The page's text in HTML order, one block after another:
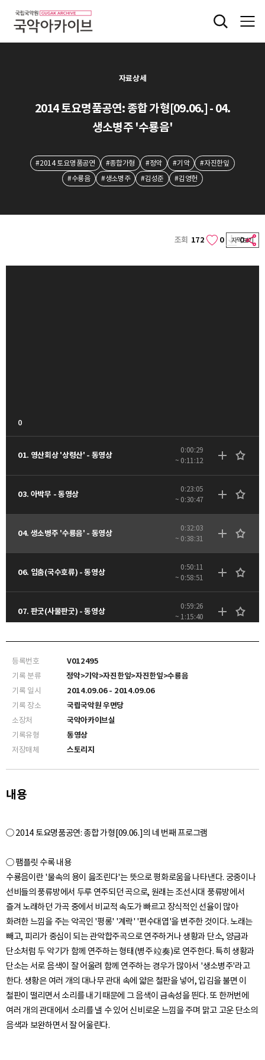
자료상세
2014 토요명품공연: 종합 가형[09.06.] - 04.
생소병주 '수룡음'
#2014 토요명품공연 #종합가형 #정악 #기악
#자진한잎
#수룡음
#생소병주 #김성준 #김영헌
조회 172 0 0
자막보기
0
01. 영산회상 '상령산' - 동영상
0:00:29
~ 0:11:12
03. 아박무 - 동영상
0:23:05
~ 0:30:47
04. 생소병주 '수룡음' - 동영상
0:32:03
~ 0:38:31
06. 입춤(국수호류) - 동영상
0:50:11
~ 0:58:51
07. 판굿(사물판굿) - 동영상
0:59:26
~ 1:15:40
등록번호
V012495
기록 분류
정악>기악>자진한잎>자진한잎>수룡음
기록 일시
2014.09.06 - 2014.09.06
기록 장소
국립국악원 우면당
소장처
국악아카이브실
기록유형
동영상
저장매체
스토리지
내용
○ 2014 토요명품공연: 종합 가형[09.06.]의 네 번째 프로그램
○ 팸플릿 수록 내용
수룡음이란 '물속의 용이 읊조린다'는 뜻으로 평화로움을 나타낸다. 궁중이나
선비들의 풍류방에서 두루 연주되던 곡으로, 원래는 조선시대 풍류방에서
즐겨 노래하던 가곡 중에서 비교적 속도가 빠르고 장식적인 선율이 많아
화려한 느낌을 주는 악곡인 '평롱' '계락' '편수대엽'을 변주한 것이다. 노래는
빼고, 피리가 중심이 되는 관악합주곡으로 연주하거나 생황과 단소, 양금과
단소처럼 두 악기가 함께 연주하는 형태(병주 竝奏)로 연주한다. 특히 생황과
단소는 서로 음색이 잘 어울려 함께 연주하는 경우가 많아서 '생소병주'라고
한다. 생황은 여러 개의 대나무 관대 속에 얇은 철판을 넣어, 입김을 불면 이
철판이 떨리면서 소리를 내기 때문에 그 음색이 금속성을 띈다. 또 한꺼번에
여러 개의 관대에서 소리를 낼 수 있어 신비로운 느낌을 주며 맑고 고운 단소의